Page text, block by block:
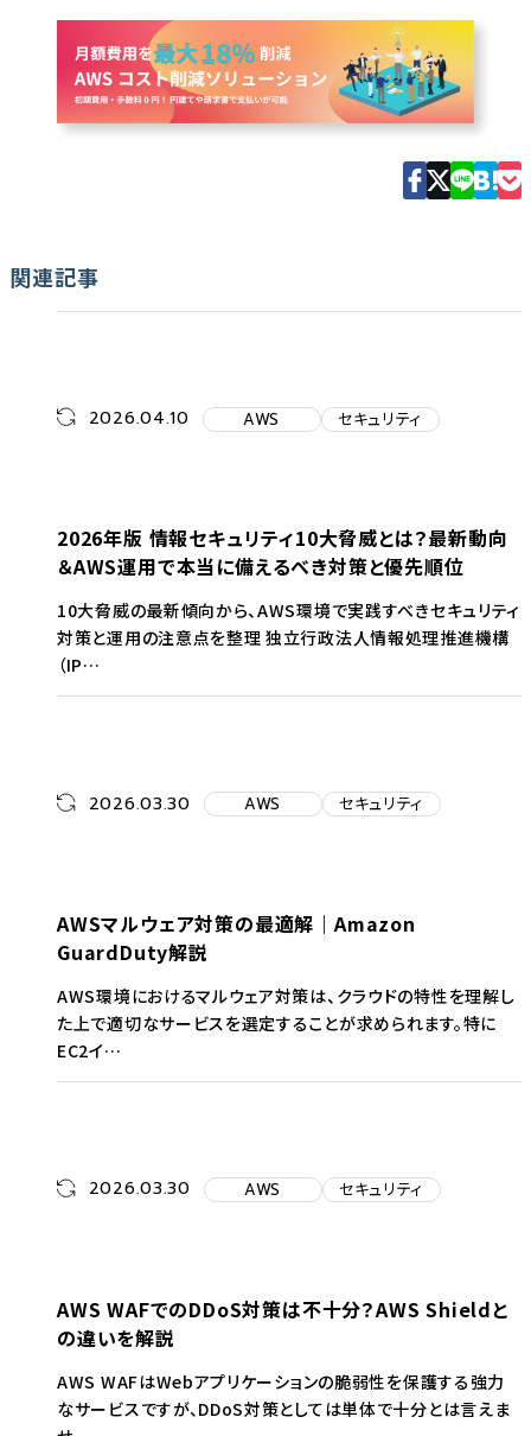
関連記事
2026.04.10 AWS セキュリティ
2026年版 情報セキュリティ10大脅威とは？最新動向
＆AWS運用で本当に備えるべき対策と優先順位
10大脅威の最新傾向から、AWS環境で実践すべきセキュリティ
対策と運用の注意点を整理 独立行政法人情報処理推進機構
（IP…
2026.03.30 AWS セキュリティ
AWSマルウェア対策の最適解｜Amazon
GuardDuty解説
AWS環境におけるマルウェア対策は、クラウドの特性を理解し
た上で適切なサービスを選定することが求められます。特に
EC2イ…
2026.03.30 AWS セキュリティ
AWS WAFでのDDoS対策は不十分？AWS Shieldと
の違いを解説
AWS WAFはWebアプリケーションの脆弱性を保護する強力
なサービスですが、DDoS対策としては単体で十分とは言えま